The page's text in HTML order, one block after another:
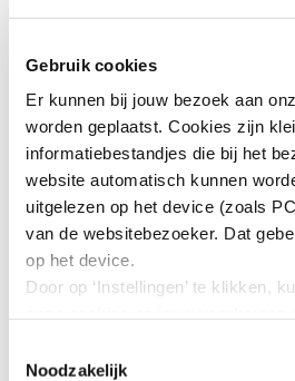
Gebruik cookies
Er kunnen bij jouw bezoek aan
worden geplaatst. Cookies zijn
informatiebestandjes die bij het
website automatisch kunnen
uitgelezen op het device (zoals
van de websitebezoeker. Dat
op het device.
Door op ‘Instellingen’ te klikken,
alle cookies zoals omschreven in
Noodzakelijk
succesvolle initiatieven en
organisaties die zich inzetten
arbeidsmarkt en een overzicht
en regelingen waarvan
maken.
Charterdocumenten
Charterdocumenten zijn
en inclusie. De documenten